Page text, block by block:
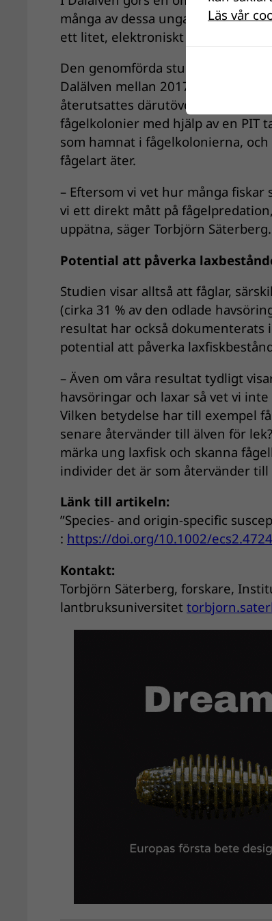
många av dessa unga laxfiskar
ett litet, elektroniskt märke med
Den genomförda studien bygger
Dalälven mellan 2017 och 2021.
återutsattes därutöver 1 500 vilda
fågelkolonier med hjälp av en PIT
som hamnat i fågelkolonierna,
fågelart äter.
– Eftersom vi vet hur många
vi ett direkt mått på
uppätna, säger Torbjörn Säterberg.
Potential att påverka
Studien visar alltså att fåglar,
(cirka 31 % av den odlade
resultat har också
potential att påverka
– Även om våra resultat tydligt
havsöringar och laxar så vet vi
Vilken betydelse har till exempel
senare återvänder till älven för
märka ung laxfisk och skanna
individer det är som återvänder
Länk till artikeln:
”Species- and origin-specific
: https://doi.org/10.1002/ecs2.4724
Kontakt:
Torbjörn Säterberg, forskare,
lantbruksuniversitet
Läs vår